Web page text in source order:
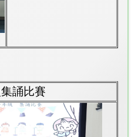
誦比賽